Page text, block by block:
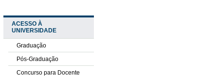
ACESSO À
UNIVERSIDADE
Graduação
Pós-Graduação
Concurso para Docente